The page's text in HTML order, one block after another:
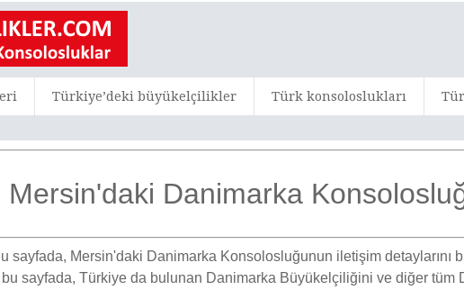
Türkiye’deki büyükelçilikler Türk konsoloslukları
Mersin'daki Danimarka
sayfada, Mersin'daki Danimarka Konsolosluğunun iletişim
sayfada, Türkiye da bulunan Danimarka Büyükelçiliğini ve diğer tüm